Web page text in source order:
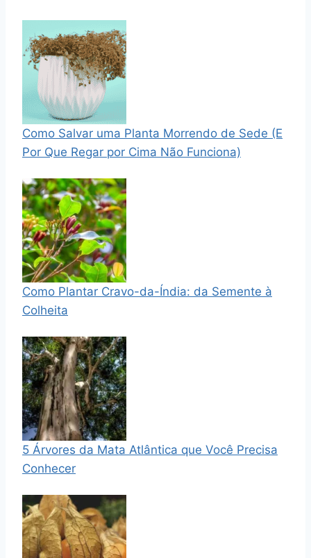
Como Salvar uma Planta Morrendo de Sede (E
Por Que Regar por Cima Não Funciona)
Como Plantar Cravo-da-Índia: da Semente à
Colheita
5 Árvores da Mata Atlântica que Você Precisa
Conhecer